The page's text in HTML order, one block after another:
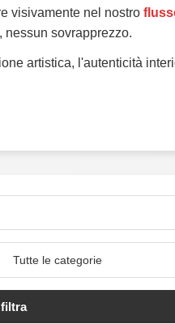
visivamente nel nostro
nessun sovrapprezzo.
artistica, l'autenticità